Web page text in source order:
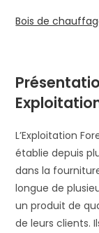
Bois de
L’Exploitation
établie depuis
dans la
longue de
un produit de
de leurs clients.